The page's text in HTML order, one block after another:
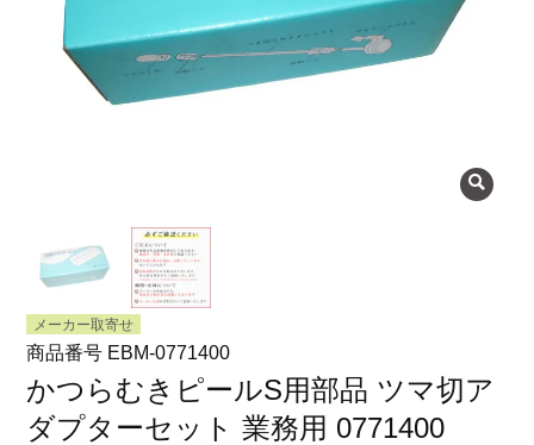
Instagram
プライバシーポリシー
特定商取引法に関する表示
メーカー取寄せ
商品番号 EBM-0771400
かつらむきピールS用部品 ツマ切ア
ダプターセット 業務用 0771400